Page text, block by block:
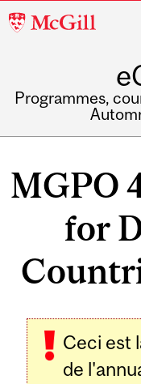
McGill
Programmes,
MGPO
for
Ceci est
de